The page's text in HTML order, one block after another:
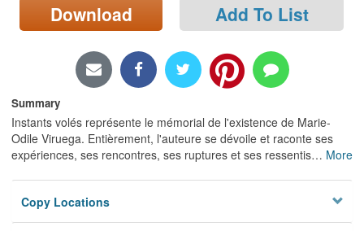
Locations/Hours (external
page)
Download Add To List
Summary
Instants volés représente le mémorial de l'existence de Marie-
Odile Viruega. Entièrement, l'auteure se dévoile et raconte ses
expériences, ses rencontres, ses ruptures et ses ressentis… More
Copy Locations